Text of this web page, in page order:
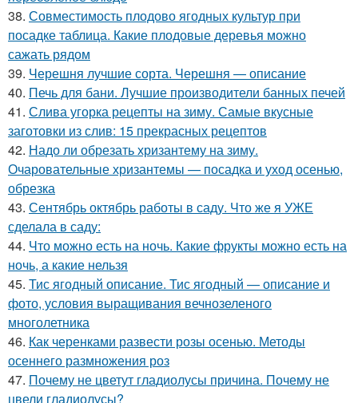
38. Совместимость плодово ягодных культур при
посадке таблица. Какие плодовые деревья можно
сажать рядом
39. Черешня лучшие сорта. Черешня — описание
40. Печь для бани. Лучшие производители банных печей
41. Слива угорка рецепты на зиму. Самые вкусные
заготовки из слив: 15 прекрасных рецептов
42. Надо ли обрезать хризантему на зиму.
Очаровательные хризантемы — посадка и уход осенью,
обрезка
43. Сентябрь октябрь работы в саду. Что же я УЖЕ
сделала в саду:
44. Что можно есть на ночь. Какие фрукты можно есть на
ночь, а какие нельзя
45. Тис ягодный описание. Тис ягодный — описание и
фото, условия выращивания вечнозеленого
многолетника
46. Как черенками развести розы осенью. Методы
осеннего размножения роз
47. Почему не цветут гладиолусы причина. Почему не
цвели гладиолусы?